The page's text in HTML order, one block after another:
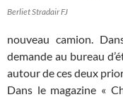
Berliet Stradair FJ
nouveau camion.
demande au bureau
autour de ces deux
Dans le magazine «